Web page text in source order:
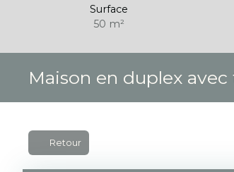
Surface
50 m²
Maison en duplex
Retour